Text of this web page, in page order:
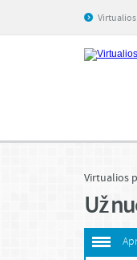
Virtualios
Už